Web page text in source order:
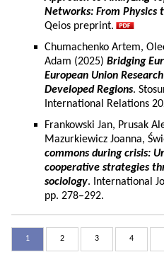
Networks: From Physics
Qeios preprint.
Chumachenko Artem,
Adam (2025) Bridging
European Union
Developed Regions.
International Relations
Frankowski Jan, Prusak
Mazurkiewicz Joanna,
commons during crisis:
cooperative strategies
sociology. International
pp. 278–292.
1 2 3 4